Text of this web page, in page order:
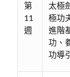
第
11
週
太極
極功
進階
功、
功導